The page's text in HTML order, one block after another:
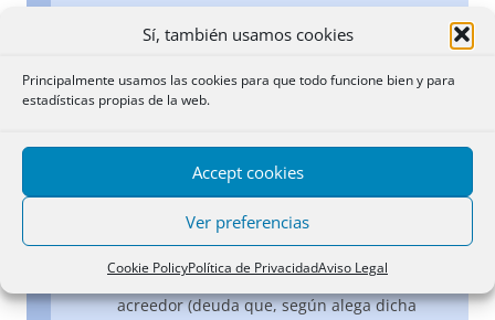
Sí, también usamos cookies
Principalmente usamos las cookies para que todo funcione bien y para
estadísticas propias de la web.
Accept cookies
Ver preferencias
Cookie PolicyPolítica de PrivacidadAviso Legal
hermano, pro indiviso, las tres fincas
liquidación inicial.
solicitada por considerar que, aun cuando
el acreedor tiene derecho a intervenir en la
liquidación de la sociedad conyugal para
defender sus intereses, no se le pueden
adjudicar en pago de una deuda,
manifestada por los cónyuges y no por el
acreedor (deuda que, según alega dicha